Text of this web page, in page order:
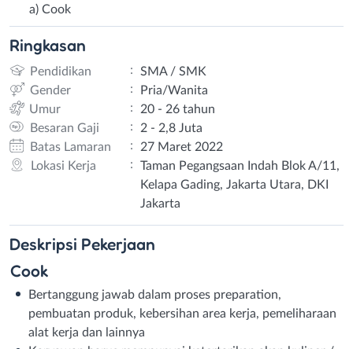
a) Cook
Ringkasan
Pendidikan :
SMA / SMK
Gender
:
Pria/Wanita
Umur
:
20 - 26 tahun
Besaran Gaji
:
2 - 2,8 Juta
Batas Lamaran
:
27 Maret 2022
Lokasi Kerja
:
Taman Pegangsaan Indah Blok A/11,
Kelapa Gading, Jakarta Utara, DKI
Jakarta
Deskripsi Pekerjaan
Cook
Bertanggung jawab dalam proses preparation,
pembuatan produk, kebersihan area kerja, pemeliharaan
alat kerja dan lainnya